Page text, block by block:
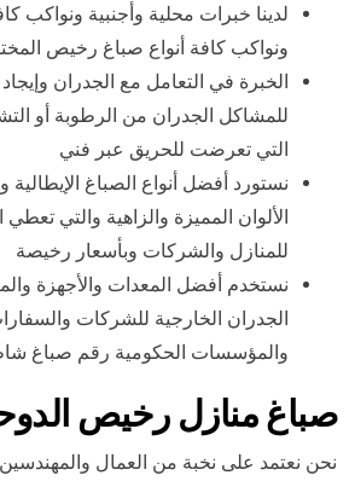
لدينا خبرات محلية وأجنبية ونواكب
ونواكب كافة أنواع صباغ رخيص
الخبرة في التعامل مع الجدران
للمشاكل الجدران من الرطوبة أو
التي تعرضت للحريق عبر فني
نستورد أفضل أنواع الصباغ الإيطالية
الألوان المميزة والزاهية والتي تعطي
للمنازل والشركات وبأسعار رخيصة
نستخدم أفضل المعدات والأجهزة
الجدران الخارجية للشركات
والمؤسسات الحكومية رقم صباغ
صباغ منازل رخيص
نحن نعتمد على نخبة من العمال